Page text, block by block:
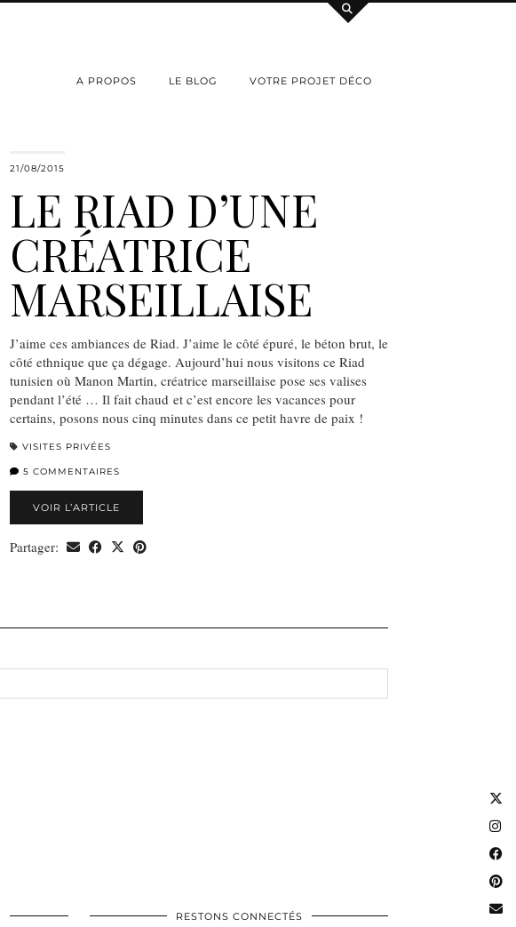
A PROPOS LE BLOG VOTRE PROJET DÉCO
21/08/2015
LE RIAD D’UNE
CRÉATRICE
MARSEILLAISE
J’aime ces ambiances de Riad. J’aime le côté épuré, le béton brut, le
côté ethnique que ça dégage. Aujourd’hui nous visitons ce Riad
tunisien où Manon Martin, créatrice marseillaise pose ses valises
pendant l’été … Il fait chaud et c’est encore les vacances pour
certains, posons nous cinq minutes dans ce petit havre de paix !
VISITES PRIVÉES
5 COMMENTAIRES
VOIR L’ARTICLE
Partager:
RESTONS CONNECTÉS